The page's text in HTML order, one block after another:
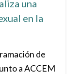
una
en la
de
a ACCEM